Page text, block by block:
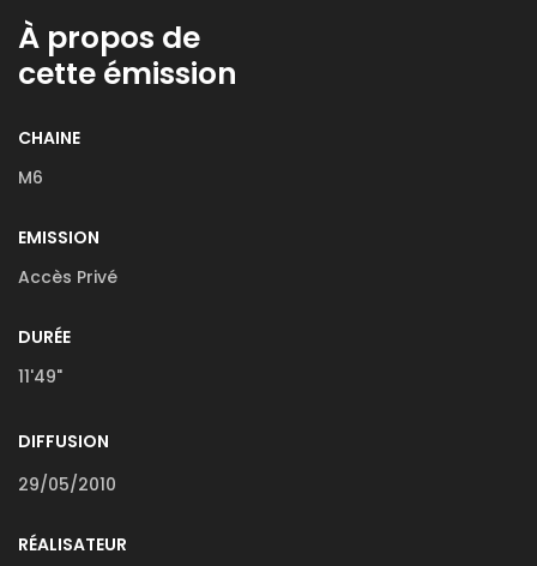
À propos de
cette émission
CHAINE
M6
EMISSION
Accès Privé
DURÉE
11'49"
DIFFUSION
29/05/2010
RÉALISATEUR